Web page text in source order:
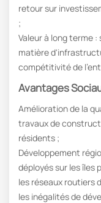
retour sur
;
Valeur à long terme
matière
compétitivité de
Avantages
Amélioration de la
travaux de
résidents ;
Développement
déployés sur les îles
les réseaux routiers
les inégalités de